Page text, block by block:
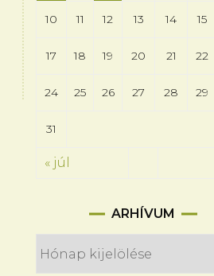
10 11 12 13 14 15
17 18 19 20 21 22
24 25 26 27 28 29
31
« júl
ARHÍVUM
Arhívum